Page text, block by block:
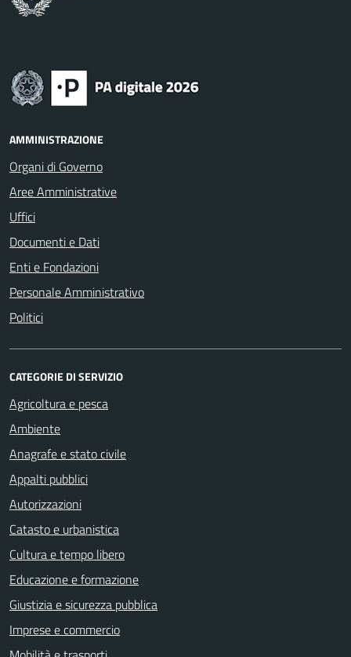
AMMINISTRAZIONE
Organi di Governo
Aree Amministrative
Uffici
Documenti e Dati
Enti e Fondazioni
Personale Amministrativo
Politici
CATEGORIE DI SERVIZIO
Agricoltura e pesca
Ambiente
Anagrafe e stato civile
Appalti pubblici
Autorizzazioni
Catasto e urbanistica
Cultura e tempo libero
Educazione e formazione
Giustizia e sicurezza pubblica
Imprese e commercio